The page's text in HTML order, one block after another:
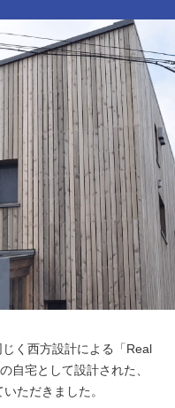
く西方設計による「Real
自宅として設計された、
ただきました。